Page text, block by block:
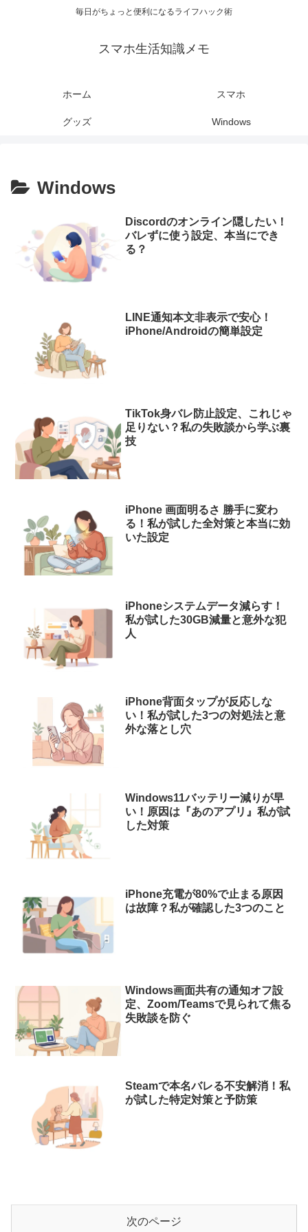
毎日がちょっと便利になるライフハック術
スマホ生活知識メモ
ホーム スマホ
グッズ Windows
Windows
Discordのオンライン隠したい！
バレずに使う設定、本当にでき
る？
LINE通知本文非表示で安心！
iPhone/Androidの簡単設定
TikTok身バレ防止設定、これじゃ
足りない？私の失敗談から学ぶ裏
技
iPhone 画面明るさ 勝手に変わ
る！私が試した全対策と本当に効
いた設定
iPhoneシステムデータ減らす！
私が試した30GB減量と意外な犯
人
iPhone背面タップが反応しな
い！私が試した3つの対処法と意
外な落とし穴
Windows11バッテリー減りが早
い！原因は『あのアプリ』私が試
した対策
iPhone充電が80%で止まる原因
は故障？私が確認した3つのこと
Windows画面共有の通知オフ設
定、Zoom/Teamsで見られて焦る
失敗談を防ぐ
Steamで本名バレる不安解消！私
が試した特定対策と予防策
次のページ